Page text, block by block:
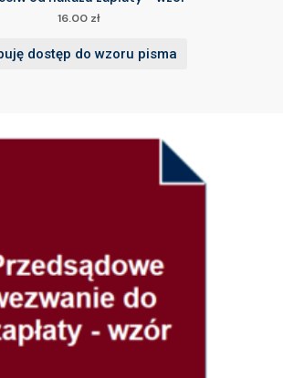
16.00 zł
dostęp do wzoru pisma